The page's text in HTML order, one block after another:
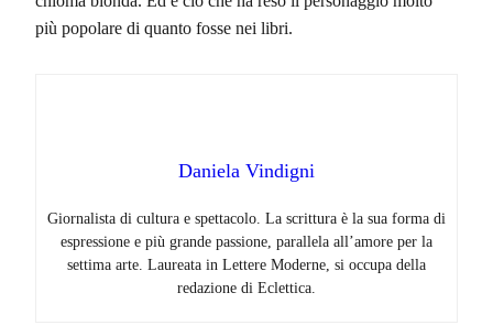
più popolare di quanto fosse nei libri.
Daniela Vindigni
Giornalista di cultura e spettacolo. La scrittura è la sua forma di
espressione e più grande passione, parallela all’amore per la
settima arte. Laureata in Lettere Moderne, si occupa della
redazione di Eclettica.